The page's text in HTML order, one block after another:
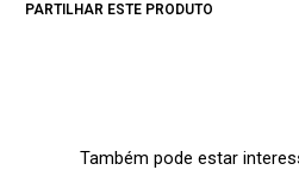
PARTILHAR ESTE PRODUTO
Também pode estar